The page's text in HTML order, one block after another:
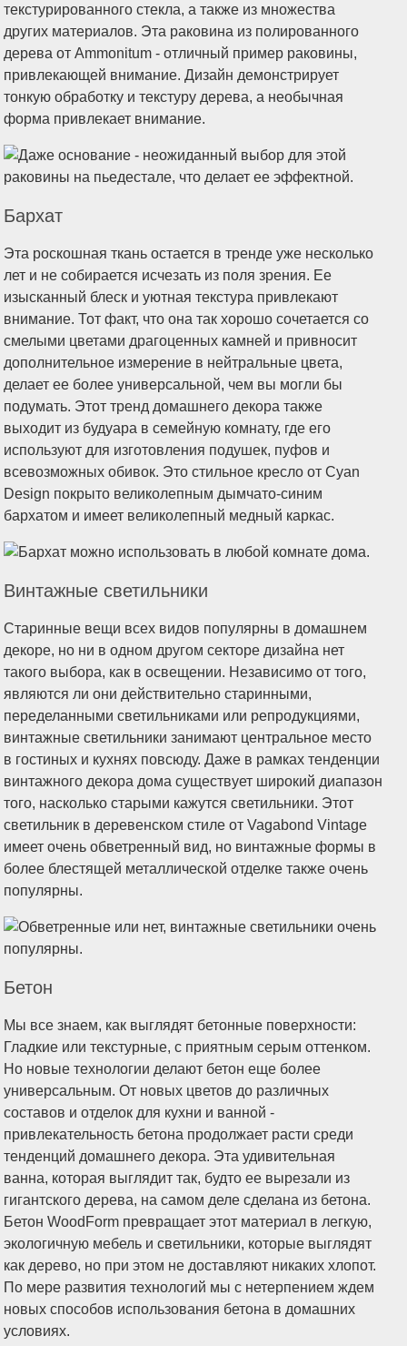
текстурированного стекла, а также из множества
других материалов. Эта раковина из полированного
дерева от Ammonitum - отличный пример раковины,
привлекающей внимание. Дизайн демонстрирует
тонкую обработку и текстуру дерева, а необычная
форма привлекает внимание.
Бархат
Эта роскошная ткань остается в тренде уже несколько
лет и не собирается исчезать из поля зрения. Ее
изысканный блеск и уютная текстура привлекают
внимание. Тот факт, что она так хорошо сочетается со
смелыми цветами драгоценных камней и привносит
дополнительное измерение в нейтральные цвета,
делает ее более универсальной, чем вы могли бы
подумать. Этот тренд домашнего декора также
выходит из будуара в семейную комнату, где его
используют для изготовления подушек, пуфов и
всевозможных обивок. Это стильное кресло от Cyan
Design покрыто великолепным дымчато-синим
бархатом и имеет великолепный медный каркас.
Винтажные светильники
Старинные вещи всех видов популярны в домашнем
декоре, но ни в одном другом секторе дизайна нет
такого выбора, как в освещении. Независимо от того,
являются ли они действительно старинными,
переделанными светильниками или репродукциями,
винтажные светильники занимают центральное место
в гостиных и кухнях повсюду. Даже в рамках тенденции
винтажного декора дома существует широкий диапазон
того, насколько старыми кажутся светильники. Этот
светильник в деревенском стиле от Vagabond Vintage
имеет очень обветренный вид, но винтажные формы в
более блестящей металлической отделке также очень
популярны.
Бетон
Мы все знаем, как выглядят бетонные поверхности:
Гладкие или текстурные, с приятным серым оттенком.
Но новые технологии делают бетон еще более
универсальным. От новых цветов до различных
составов и отделок для кухни и ванной -
привлекательность бетона продолжает расти среди
тенденций домашнего декора. Эта удивительная
ванна, которая выглядит так, будто ее вырезали из
гигантского дерева, на самом деле сделана из бетона.
Бетон WoodForm превращает этот материал в легкую,
экологичную мебель и светильники, которые выглядят
как дерево, но при этом не доставляют никаких хлопот.
По мере развития технологий мы с нетерпением ждем
новых способов использования бетона в домашних
условиях.